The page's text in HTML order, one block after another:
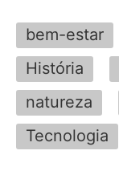
bem-estar
História
natureza
Tecnologia